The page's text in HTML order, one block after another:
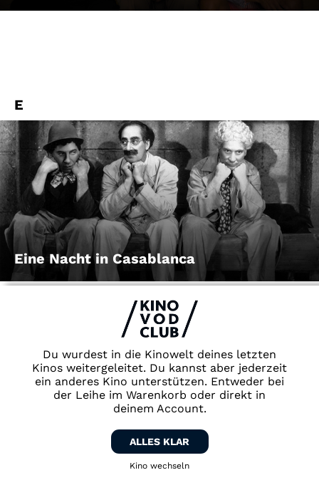
Du wurdest in die Kinowelt deines letzten
Kinos weitergeleitet. Du kannst aber jederzeit
ein anderes Kino unterstützen. Entweder bei
der Leihe im Warenkorb oder direkt in
deinem Account.
ALLES KLAR
Kino wechseln
E
Eine Nacht in Casablanca